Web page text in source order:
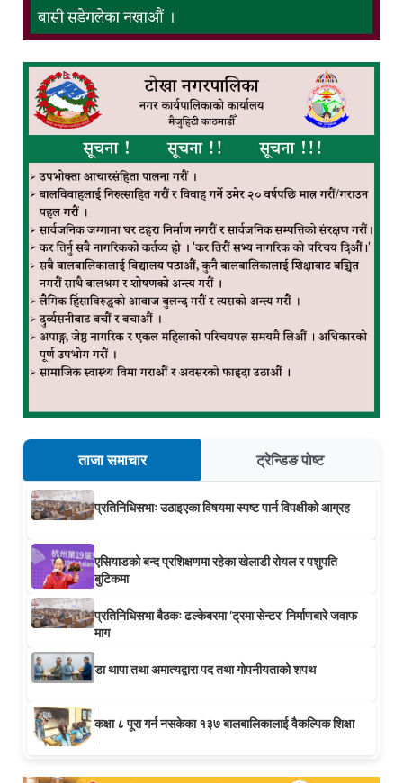
ताजा समाचार ट्रेन्डिङ पोष्ट
प्रतिनिधिसभाः उठाइएका विषयमा स्पष्ट पार्न विपक्षीको आग्रह
एसियाडको बन्द प्रशिक्षणमा रहेका खेलाडी रोयल र पशुपति
बुटिकमा
प्रतिनिधिसभा बैठकः ढल्केबरमा ‘ट्रमा सेन्टर’ निर्माणबारे जवाफ
माग
डा थापा तथा अमात्यद्वारा पद तथा गोपनीयताको शपथ
कक्षा ८ पूरा गर्न नसकेका १३७ बालबालिकालाई वैकल्पिक शिक्षा